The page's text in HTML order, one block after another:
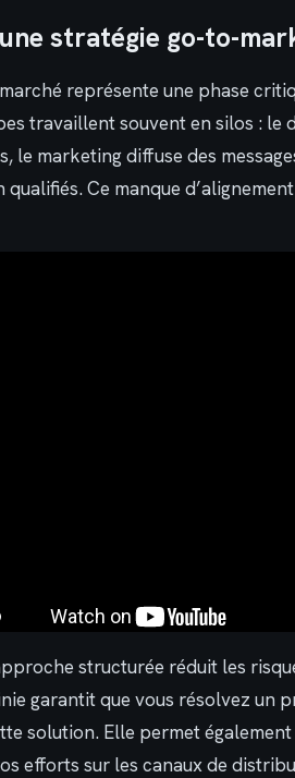
stratégie go-to-
représente une phase
travaillent souvent en silos :
le marketing diffuse des
Ce manque
structurée réduit les
garantit que vous résolvez un
solution. Elle permet
efforts sur les canaux de